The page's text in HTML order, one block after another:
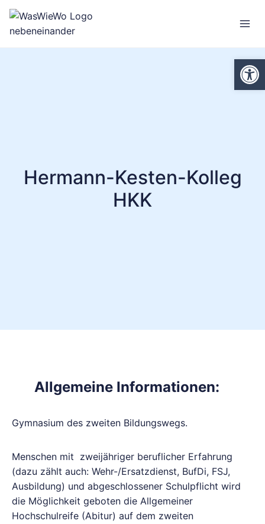
Zum
Inhalt
springen
Hermann-Kesten-Kolleg
HKK
Allgemeine Informationen:
Gymnasium des zweiten Bildungswegs.
Menschen mit zweijähriger beruflicher Erfahrung
(dazu zählt auch: Wehr-/Ersatzdienst, BufDi, FSJ,
Ausbildung) und abgeschlossener Schulpflicht wird
die Möglichkeit geboten die Allgemeiner
Hochschulreife (Abitur) auf dem zweiten